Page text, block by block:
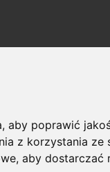
poprawić
z korzystania ze
,aby dostarczać